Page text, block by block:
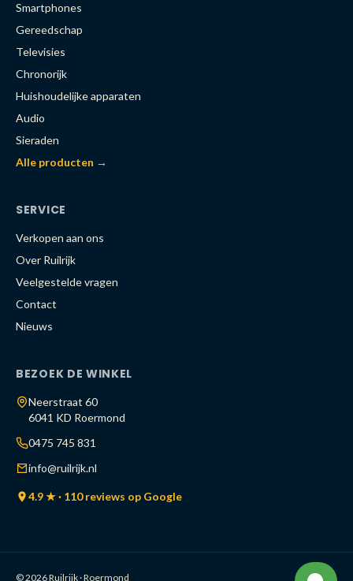
Smartphones
Gereedschap
Televisies
Chronorijk
Huishoudelijke apparaten
Audio
Sieraden
Alle producten →
SERVICE
Verkopen aan ons
Over Ruilrijk
Veelgestelde vragen
Contact
Nieuws
BEZOEK DE WINKEL
Neerstraat 60
6041 KD Roermond
0475 745 831
info@ruilrijk.nl
4.9 ★ · 110 reviews op Google
© 2026 Ruilrijk · Roermond